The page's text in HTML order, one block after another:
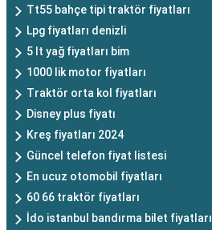
Tt55 bahçe tipi traktör fiyatları
Lpg fiyatları denizli
5 lt yağ fiyatları bim
1000 lik motor fiyatları
Traktör orta kol fiyatları
Disney plus fiyatı
Kreş fiyatları 2024
Güncel telefon fiyat listesi
En ucuz otomobil fiyatları
60 66 traktör fiyatları
İdo istanbul bandırma bilet fiyatları